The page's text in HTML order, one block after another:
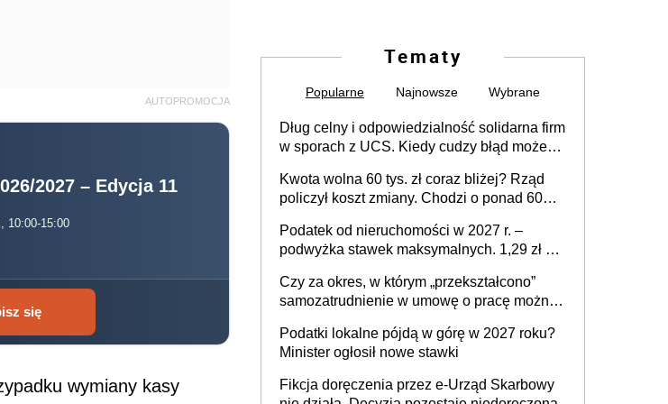
AUTOPROMOCJA
2027 – Edycja 11
10:00-15:00
się
wymiany kasy
Tematy
Popularne Najnowsze Wybrane
Dług celny i odpowiedzialność solidarna firm
w sporach z UCS. Kiedy cudzy błąd może
Kwota wolna 60 tys. zł coraz bliżej? Rząd
policzył koszt zmiany. Chodzi o ponad 60
Podatek od nieruchomości w 2027 r. –
podwyżka stawek maksymalnych. 1,29 zł za
budynków i lokali związanych z
prowadzeniem działalności gospodarczej
Czy za okres, w którym „przekształcono”
samozatrudnienie w umowę o pracę można
umowy cywilnoprawnej jedynym
racjonalnym wyjściem
Podatki lokalne pójdą w górę w 2027 roku?
Minister ogłosił nowe stawki
Fikcja doręczenia przez e-Urząd Skarbowy